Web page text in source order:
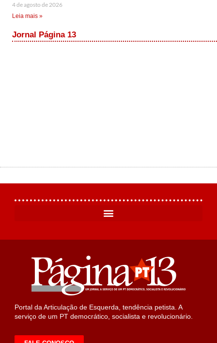
4 de agosto de 2026
Leia mais »
Jornal Página 13
Portal da Articulação de Esquerda, tendência petista. A
serviço de um PT democrático, socialista e revolucionário.